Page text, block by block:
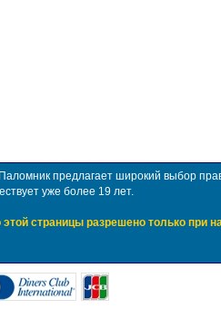
предлагает широкий выбор
уже более 19 лет.
страницы разрешено только при